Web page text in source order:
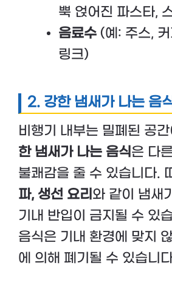
뿍 얹어진 파스타,
음료수 (예: 주스,
링크)
2. 강한 냄새가 나는 음
비행기 내부는 밀폐된 공간
한 냄새가 나는 음식은 다
불쾌감을 줄 수 있습니다.
파, 생선 요리 와 같이 냄새
기내 반입이 금지될 수 있
음식은 기내 환경에 맞지
에 의해 폐기될 수 있습니